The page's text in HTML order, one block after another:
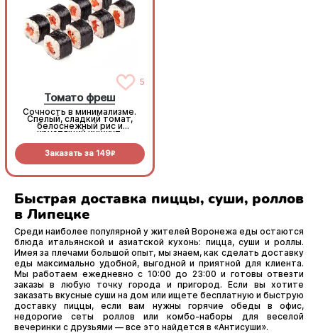
5
Томато фреш
Сочность в минимализме.
Спелый, сладкий томат,
белоснежный рис и
хрустящий кунжут.
заряжает витаминами
Заказать за 149R
Быстрая доставка пиццы, суши, роллов
в Липецке
Среди наиболее популярной у жителей Воронежа еды остаются
блюда итальянской и азиатской кухонь: пицца, суши и роллы.
Имея за плечами большой опыт, мы знаем, как сделать доставку
еды максимально удобной, выгодной и приятной для клиента.
Мы работаем ежедневно с 10:00 до 23:00 и готовы отвезти
заказы в любую точку города и пригород. Если вы хотите
заказать вкусные суши на дом или ищете бесплатную и быструю
доставку пиццы, если вам нужны горячие обеды в офис,
недорогие сеты роллов или комбо-наборы для веселой
вечеринки с друзьями — все это найдется в «Антисуши».